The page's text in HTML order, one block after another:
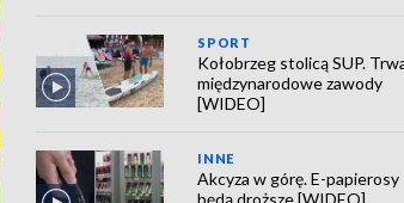
SPORT
Kołobrzeg stolicą SUP.
międzynarodowe zawody
[WIDEO]
INNE
Akcyza w górę. E-papierosy